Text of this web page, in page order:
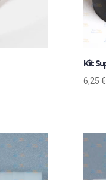
Kit
6,25€